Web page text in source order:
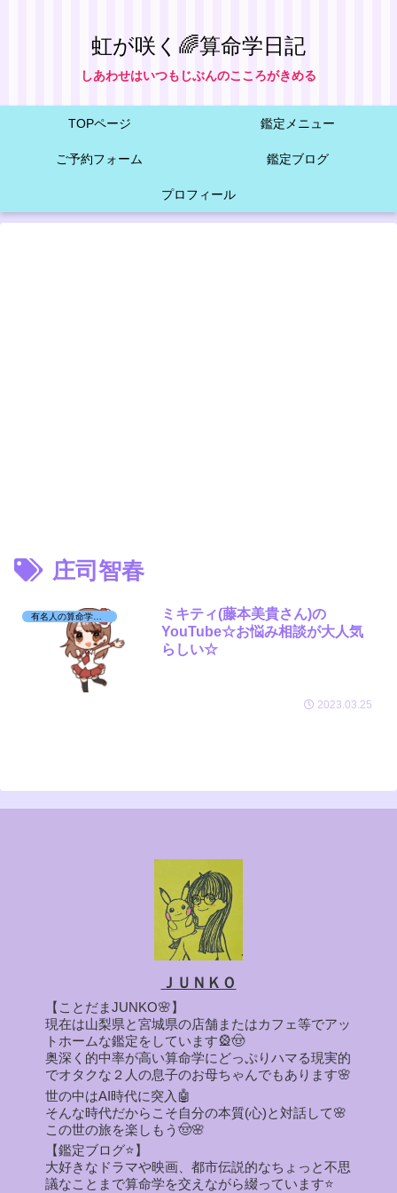
虹が咲く🌈算命学日記
しあわせはいつもじぶんのこころがきめる
TOPページ 鑑定メニュー
ご予約フォーム 鑑定ブログ
プロフィール
庄司智春
有名人の算命学日記☆
ミキティ(藤本美貴さん)の
YouTube☆お悩み相談が大人気
らしい☆
2023.03.25
ＪＵＮＫＯ
【ことだまJUNKO🌸】
現在は山梨県と宮城県の店舗またはカフェ等でアッ
トホームな鑑定をしています🎡🤠
奥深く的中率が高い算命学にどっぷりハマる現実的
でオタクな２人の息子のお母ちゃんでもあります🌸
世の中はAI時代に突入🤖
そんな時代だからこそ自分の本質(心)と対話して🌸
この世の旅を楽しもう🤠🌸
【鑑定ブログ⭐】
大好きなドラマや映画、都市伝説的なちょっと不思
議なことまで算命学を交えながら綴っています⭐